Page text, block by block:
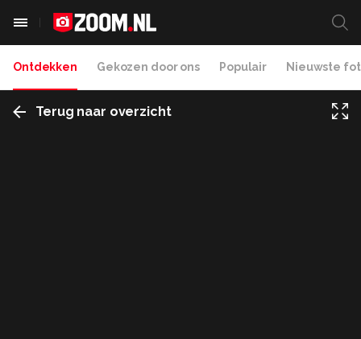
Ontdekken Gekozen door ons Populair Nieuwste
Terug naar overzicht